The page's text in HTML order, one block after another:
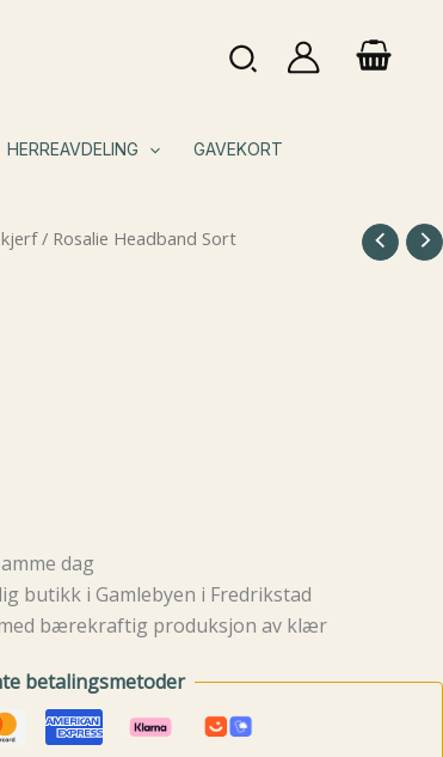
Søk
HERREAVDELING GAVEKORT
/ Rosalie Headband Sort
dag
butikk i Gamlebyen i Fredrikstad
bærekraftig produksjon av klær
betalingsmetoder